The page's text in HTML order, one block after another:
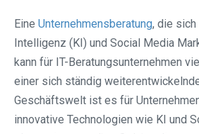
Eine Unternehmensberatung, die sich
Intelligenz (KI) und Social Media
kann für IT-Beratungsunternehmen
einer sich ständig
Geschäftswelt ist es für
innovative Technologien wie KI und